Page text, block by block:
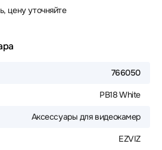
цену уточняйте
766050
PB18 White
Аксессуары для видеокамер
EZVIZ